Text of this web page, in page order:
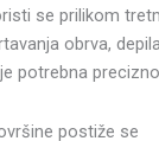
se prilikom
obrva,
potrebna
postiže se